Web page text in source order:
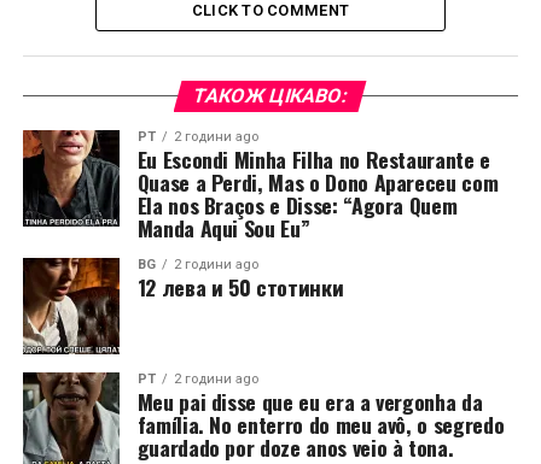
CLICK TO COMMENT
ТАКОЖ ЦІКАВО:
PT 2 години ago
Eu Escondi Minha Filha no Restaurante e
Quase a Perdi, Mas o Dono Apareceu com
Ela nos Braços e Disse: “Agora Quem
Manda Aqui Sou Eu”
BG 2 години ago
12 лева и 50 стотинки
PT 2 години ago
Meu pai disse que eu era a vergonha da
família. No enterro do meu avô, o segredo
guardado por doze anos veio à tona.